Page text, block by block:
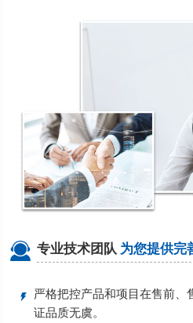
专业技术团队 为您提供完
严格把控产品和项目在售前、
证品质无虞。